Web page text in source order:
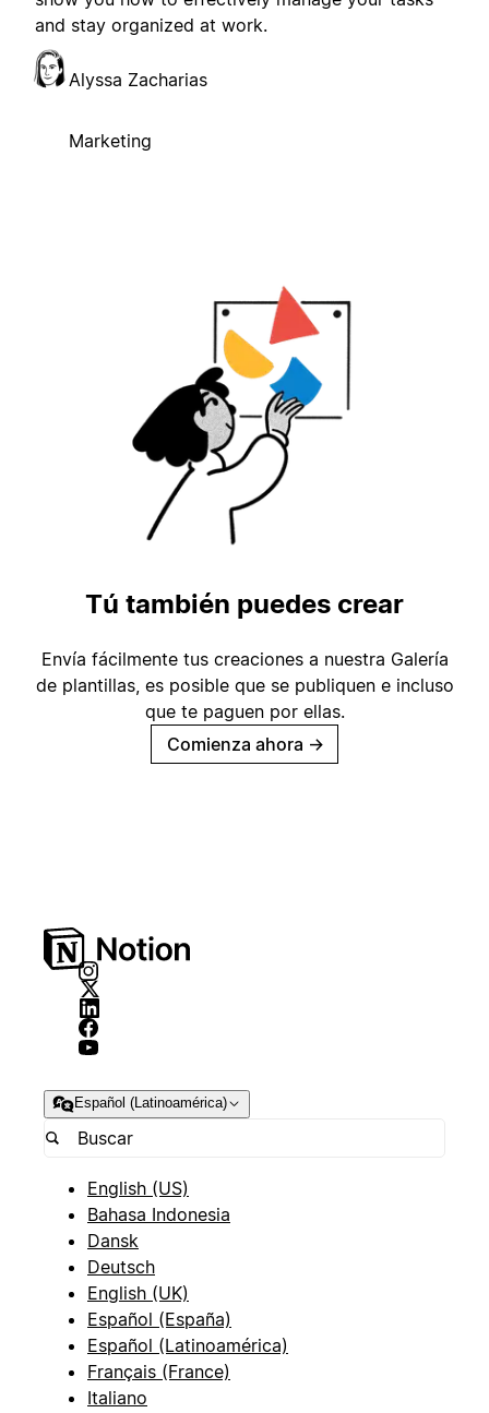
and stay organized at work.
Alyssa Zacharias
Marketing
Tú también puedes crear
Envía fácilmente tus creaciones a nuestra Galería
de plantillas, es posible que se publiquen e incluso
que te paguen por ellas.
Comienza ahora →
Español (Latinoamérica)
English (US)
Bahasa Indonesia
Dansk
Deutsch
English (UK)
Español (España)
Español (Latinoamérica)
Français (France)
Italiano